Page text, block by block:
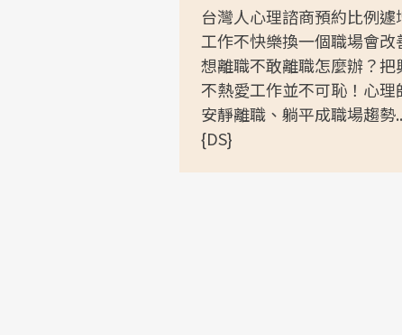
台灣人心理諮商預約比例
工作不快樂換一個職場會
想離職不敢離職怎麼辦？把
不熱愛工作並不可恥！心
安靜離職、躺平成職場趨勢
{DS}